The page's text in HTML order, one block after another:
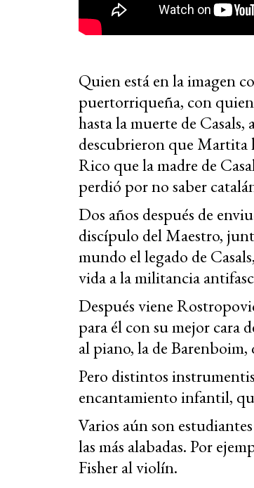
Quien está en la imagen
puertorriqueña, con quien
hasta la muerte de
descubrieron que Martita
Rico que la madre de
perdió por no saber
Dos años después de
discípulo del Maestro,
mundo el legado de
vida a la militancia
Después viene
para él con su mejor cara
al piano, la de
Pero distintos
encantamiento infantil,
Varios aún son
las más alabadas. Por
Fisher al violín.